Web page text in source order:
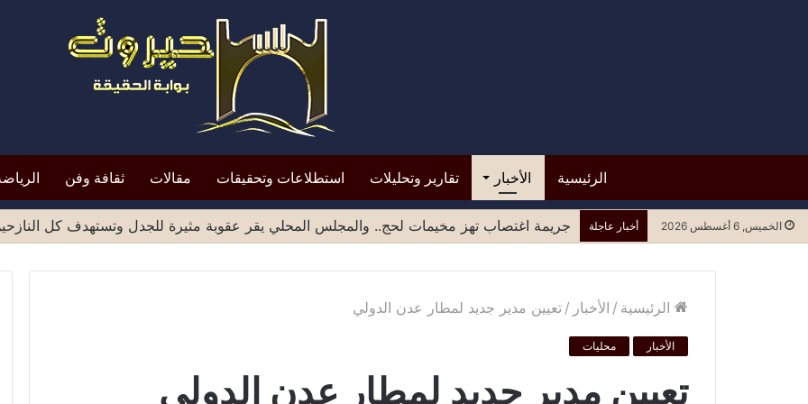
الرئيسية الأخبار تقارير وتحليلات استطلاعات وتحقيقات مقالات ثقافة وفن
الخميس, 6 أغسطس 2026 أخبار عاجلة جريمة اغتصاب تهز مخيمات لحج.. والمجلس المحلي يقر عقوبة مثيرة للجدل وتستهدف كل
الرئيسية / الأخبار / تعيين مدير جديد لمطار عدن الدولي
الأخبار محليات
تعيين مدير جديد لمطار عدن الدولي